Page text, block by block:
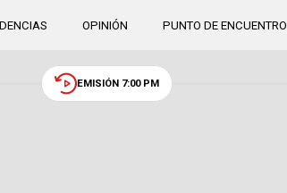
OPINIÓN PUNTO DE ENCUENTRO
EMISIÓN 7:00 PM